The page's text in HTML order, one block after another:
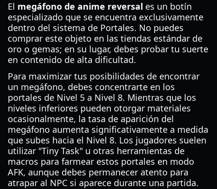
El megáfono de anime reversal es un botín
especializado que se encuentra exclusivamente
dentro del sistema de Portales. No puedes
comprar este objeto en las tiendas estándar de
oro o gemas; en su lugar, debes probar tu suerte
en contenido de alta dificultad.
Para maximizar tus posibilidades de encontrar
un megáfono, debes concentrarte en los
portales de Nivel 5 a Nivel 8. Mientras que los
niveles inferiores pueden otorgar materiales
ocasionalmente, la tasa de aparición del
megáfono aumenta significativamente a medida
que subes hacia el Nivel 8. Los jugadores suelen
utilizar "Tiny Task" u otras herramientas de
macros para farmear estos portales en modo
AFK, aunque debes permanecer atento para
atrapar al NPC si aparece durante una partida.